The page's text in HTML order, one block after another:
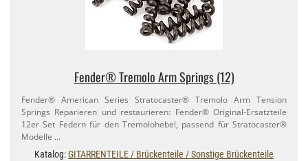
Fender® Tremolo Arm Springs (12)
Fender® American Series Stratocaster® Tremolo Arm Tension
Springs Reparieren und restaurieren: Fender® Original-​Ersatzteile
12er Set Federn für den Tremolohebel, passend für Stratocaster®
Modelle …
Katalog:GITARRENTEILE / Brückenteile / Sonstige Brückenteile